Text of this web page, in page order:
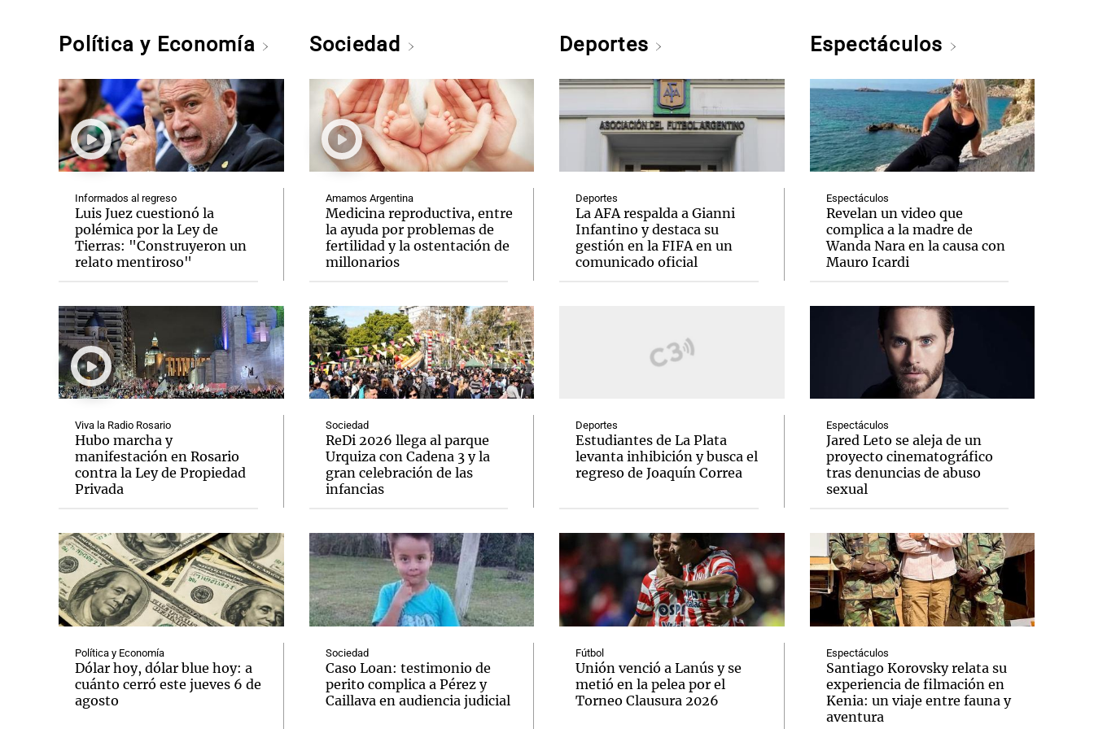
Política y Economía
Informados al regreso
Luis Juez cuestionó la
polémica por la Ley de
Tierras: "Construyeron un
relato mentiroso"
Viva la Radio Rosario
Hubo marcha y
manifestación en Rosario
contra la Ley de Propiedad
Privada
Política y Economía
Dólar hoy, dólar blue hoy: a
cuánto cerró este jueves 6 de
agosto
Sociedad
Amamos Argentina
Medicina reproductiva, entre
la ayuda por problemas de
fertilidad y la ostentación de
millonarios
Sociedad
ReDi 2026 llega al parque
Urquiza con Cadena 3 y la
gran celebración de las
infancias
Sociedad
Caso Loan: testimonio de
perito complica a Pérez y
Caillava en audiencia judicial
Deportes
Deportes
La AFA respalda a Gianni
Infantino y destaca su
gestión en la FIFA en un
comunicado oficial
Deportes
Estudiantes de La Plata
levanta inhibición y busca el
regreso de Joaquín Correa
Fútbol
Unión venció a Lanús y se
metió en la pelea por el
Torneo Clausura 2026
Espectáculos
Espectáculos
Revelan un video que
complica a la madre de
Wanda Nara en la causa con
Mauro Icardi
Espectáculos
Jared Leto se aleja de un
proyecto cinematográfico
tras denuncias de abuso
sexual
Espectáculos
Santiago Korovsky relata su
experiencia de filmación en
Kenia: un viaje entre fauna y
aventura
Notas Notas
El huracán de Arequito
Notas
Cadena 3 en Groenlandia
Notas